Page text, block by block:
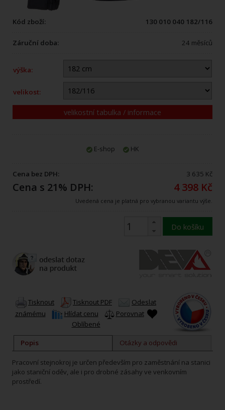
Kód zboží: 130 010 040 182/116
Záruční doba: 24 měsíců
výška:
velikost:
velikostní tabulka / informace
E-shop HK
Cena bez DPH: 3 635 Kč
Cena s 21% DPH: 4 398 Kč
Uvedená cena je platná pro vybranou variantu výše.
Do košíku
Tisknout Tisknout PDF
Odeslat
známému
Hlídat cenu
Porovnat
Oblíbené
Popis Otázky a odpovědi
Pracovní stejnokroj je určen především pro zaměstnání na stanici
jako staniční oděv, ale i pro drobné zásahy ve venkovním
prostředí.